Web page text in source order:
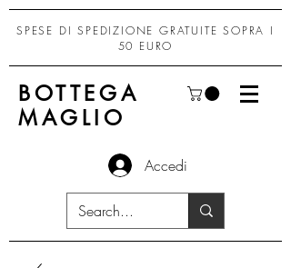
SPESE DI SPEDIZIONE GRATUITE SOPRA I
50 EURO
BOTTEGA
MAGLIO
Accedi